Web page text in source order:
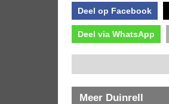
Deel op Facebook
Deel via WhatsApp
Meer Duinrell